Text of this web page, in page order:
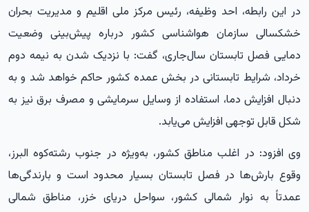
در این رابطه، احد وظیفه، رئیس مرکز ملی اقلیم و مدیریت بحران
خشکسالی سازمان هواشناسی کشور درباره پیش‌بینی وضعیت
دمایی فصل تابستان سال‌جاری، گفت: با نزدیک شدن به نیمه دوم
خرداد، شرایط تابستانی در بخش عمده کشور حاکم خواهد شد و به
دنبال افزایش دما، استفاده از وسایل سرمایشی و مصرف برق نیز به
شکل قابل توجهی افزایش می‌یابد.
وی افزود: در اغلب مناطق کشور، به‌ویژه در جنوب رشته‌کوه البرز،
وقوع بارش‌ها در فصل تابستان بسیار محدود است و بارندگی‌ها
عمدتاً به نوار شمالی کشور، سواحل دریای خزر، مناطق شمالی